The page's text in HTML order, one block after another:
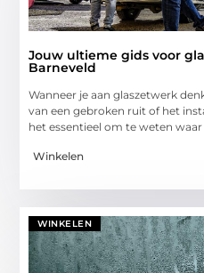
Jouw ultieme gids voor
Barneveld
Wanneer je aan glaszetwerk
van een gebroken ruit of het
het essentieel om te weten waar
Winkelen
WINKELEN